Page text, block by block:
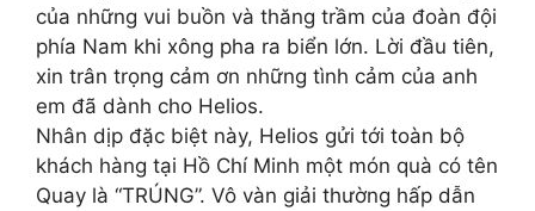
của những vui buồn và thăng trầm của đoàn đội
phía Nam khi xông pha ra biển lớn. Lời đầu tiên,
xin trân trọng cảm ơn những tình cảm của anh
em đã dành cho Helios.
Nhân dịp đặc biệt này, Helios gửi tới toàn bộ
khách hàng tại Hồ Chí Minh một món quà có tên
Quay là “TRÚNG”. Vô vàn giải thường hấp dẫn